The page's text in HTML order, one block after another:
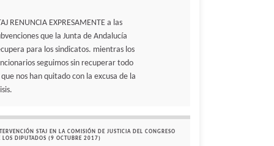
RENUNCIA EXPRESAMENTE a las
que la Junta de Andalucía
para los sindicatos. mientras los
seguimos sin recuperar todo
que nos han quitado con la excusa de la
STAJ EN LA COMISIÓN DE JUSTICIA DEL CONGRESO
LOS DIPUTADOS (9 OCTUBRE 2017)